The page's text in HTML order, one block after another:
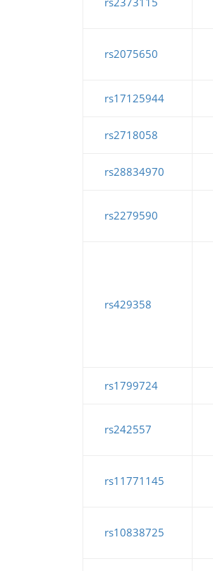
rs2075650
rs17125944
rs2718058
rs28834970
rs2279590
rs429358
rs1799724
rs242557
rs11771145
rs10838725